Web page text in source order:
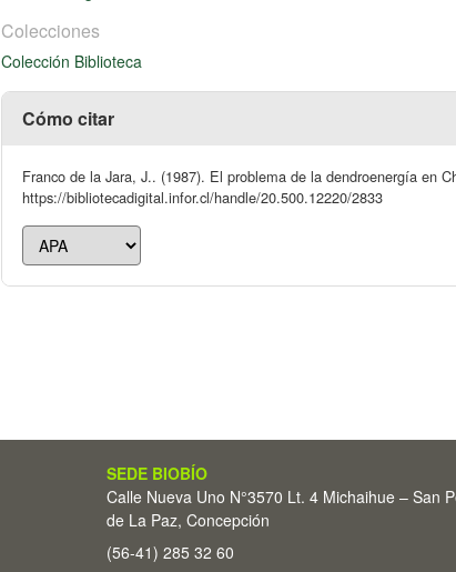
Colecciones
Colección Biblioteca
Cómo citar
Franco de la Jara, J.. (1987). El problema de la dendroenergía en
https://bibliotecadigital.infor.cl/handle/20.500.12220/2833
SEDE BIOBÍO
Calle Nueva Uno N°3570 Lt. 4 Michaihue – San
de La Paz, Concepción
(56-41) 285 32 60